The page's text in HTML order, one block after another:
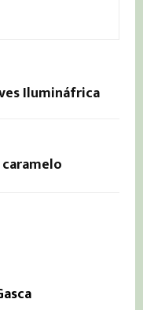
Ilumináfrica